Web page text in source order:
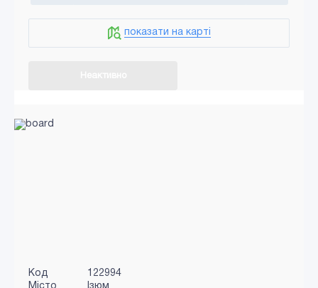
показати на карті
Код
122994
Місто
Ізюм